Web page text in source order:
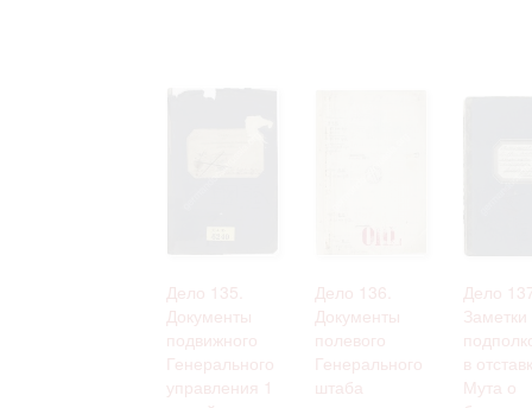
Дело 135.
Документы
подвижного
Генерального
управления 1
Дело 136.
Документы
полевого
Генерального
штаба
Дело
Заметки
в
Мута о